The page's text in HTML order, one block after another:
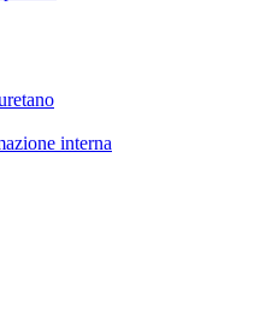
interna